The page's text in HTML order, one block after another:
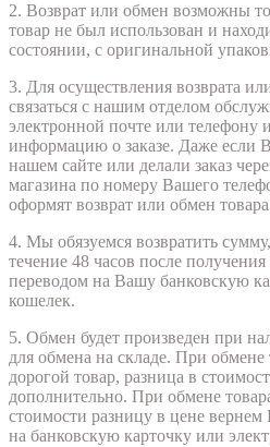
2. Возврат или обмен возможны
товар не был использован и
состоянии, с оригинальной
3. Для осуществления возврата
связаться с нашим отделом
электронной почте или телефону
информацию о заказе. Даже если
нашем сайте или делали заказ
магазина по номеру Вашего
оформят возврат или обмен
4. Мы обязуемся возвратить
течение 48 часов после
переводом на Вашу банковскую
кошелек.
5. Обмен будет произведен при
для обмена на складе. При обмене
дорогой товар, разница в
дополнительно. При обмене
стоимости разницу в цене
на банковскую карточку или